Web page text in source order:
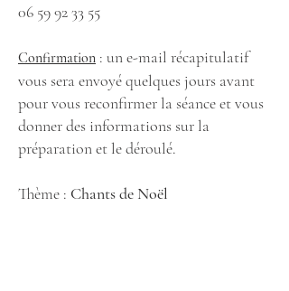
06 59 92 33 55
Confirmation : un e-mail récapitulatif
vous sera envoyé quelques jours avant
pour vous reconfirmer la séance et vous
donner des informations sur la
préparation et le déroulé.
Thème : Chants de Noël